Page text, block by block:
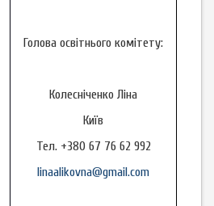
Голова освітнього комітету:
Колесніченко Ліна
Київ
Тел. +380 67 76 62 992
linaalikovna@gmail.com